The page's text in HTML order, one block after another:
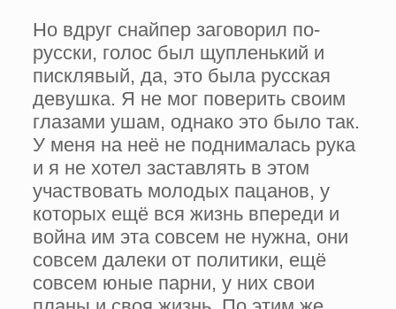
Но вдруг снайпер заговорил по-
русски, голос был щупленький и
писклявый, да, это была русская
девушка. Я не мог поверить своим
глазами ушам, однако это было так.
У меня на неё не поднималась рука
и я не хотел заставлять в этом
участвовать молодых пацанов, у
которых ещё вся жизнь впереди и
война им эта совсем не нужна, они
совсем далеки от политики, ещё
совсем юные парни, у них свои